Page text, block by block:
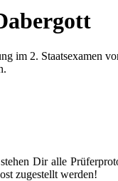
im 2. Staatsexamen
Dir alle
zugestellt werden!